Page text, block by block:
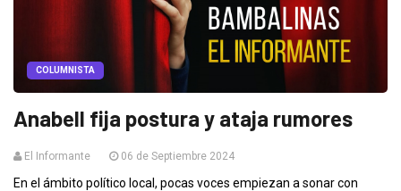
COLUMNISTA
Anabell fija postura y ataja rumores
El Informante 06 de Septiembre 2024
En el ámbito político local, pocas voces empiezan a sonar con